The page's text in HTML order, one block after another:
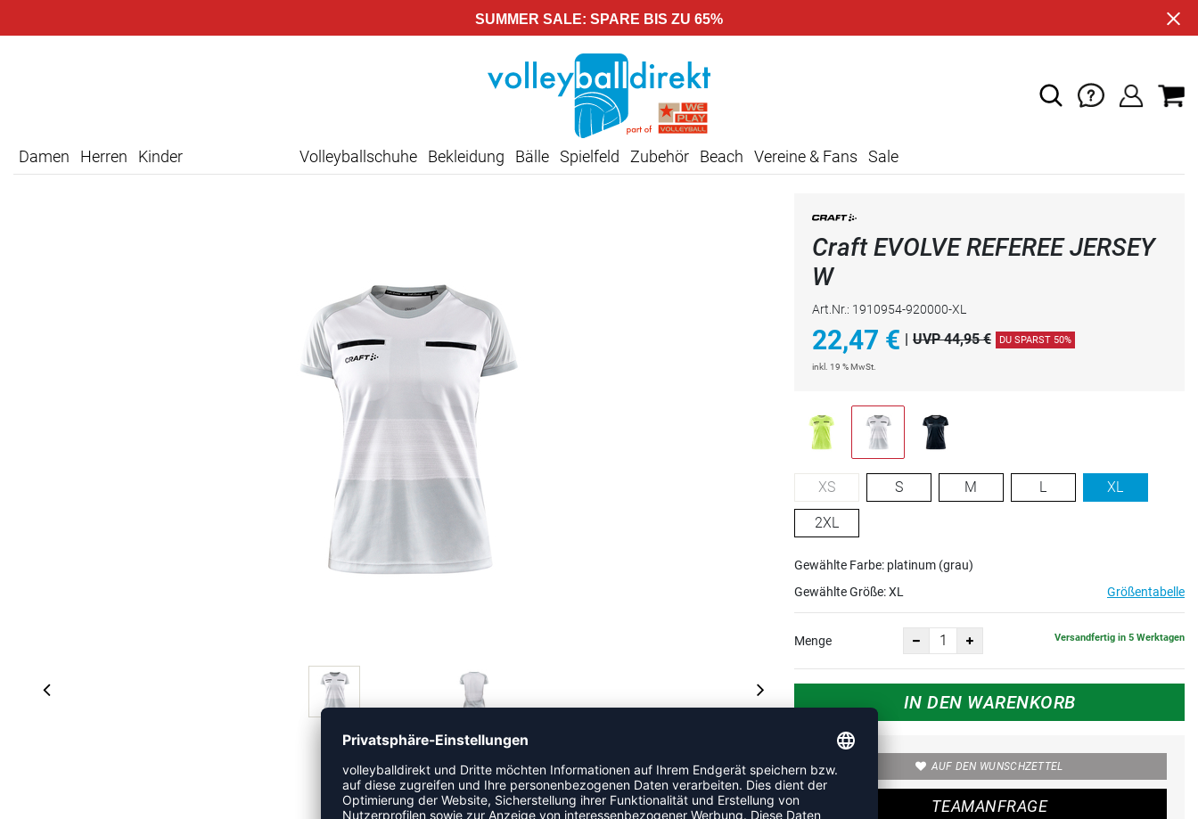
SUMMER SALE: SPARE BIS ZU 65%
Damen Herren Kinder Volleyballschuhe Bekleidung Bälle Spielfeld Zubehör Beach Vereine & Fans Sale
Craft EVOLVE REFEREE JERSEY
W
Art.Nr.: 1910954-920000-XL
22,47 € UVP 44,95 € DU SPARST 50%
inkl. 19 % MwSt.
XS S M L XL
2XL
Gewählte Farbe: platinum (grau)
Gewählte Größe:XL Größentabelle
Menge Versandfertig in 5 Werktagen
IN DEN WARENKORB
AUF DEN WUNSCHZETTEL
TEAMANFRAGE